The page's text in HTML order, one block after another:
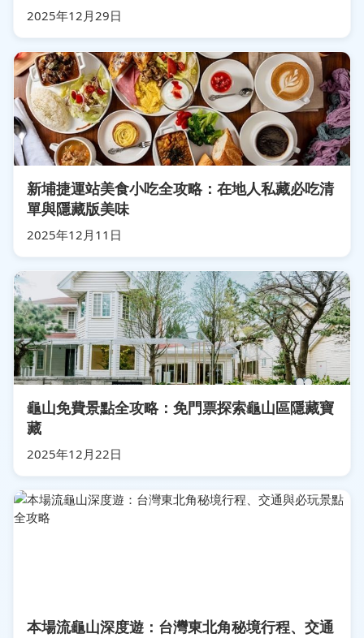
2025年12月29日
新埔捷運站美食小吃全攻略：在地人私藏必吃清
單與隱藏版美味
2025年12月11日
龜山免費景點全攻略：免門票探索龜山區隱藏寶
藏
2025年12月22日
本場流龜山深度遊：台灣東北角秘境行程、交通